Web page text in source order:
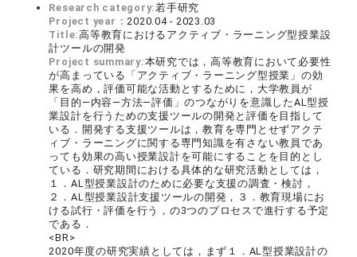
Research category:若手研究
Project year： 2020.04 - 2023.03
Title:高等教育におけるアクティブ・ラーニング型授業設
計ツールの開発
Project summary:本研究では，高等教育において必要性
が高まっている「アクティブ・ラーニング型授業」の効
果を高め，評価可能な活動とするために，大学教員が
「目的―内容―方法―評価」のつながりを意識したAL型授
業設計を行うための支援ツールの開発と評価を目指して
いる．開発する支援ツールは，教育を専門とせずアクテ
ィブ・ラーニングに関する専門知識を有さない教員であ
っても効果の高い授業設計を可能にすることを目的とし
ている．研究期間における具体的な研究活動としては，
１．AL型授業設計のために必要な支援の調査・検討，
２．AL型授業設計支援ツールの開発，３．教育現場にお
ける試行・評価を行う，の3つのプロセスで進行する予定
である．
<BR>
2020年度の研究実績としては，まず１．AL型授業設計の